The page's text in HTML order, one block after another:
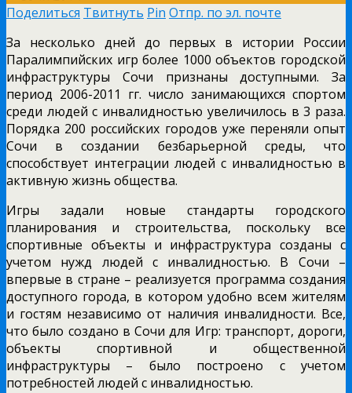
Поделиться Твитнуть Pin Отпр. по эл. почте
За несколько дней до первых в истории России
Паралимпийских игр более 1000 объектов городской
инфраструктуры Сочи признаны доступными. За
период 2006-2011 гг. число занимающихся спортом
среди людей с инвалидностью увеличилось в 3 раза.
Порядка 200 российских городов уже переняли опыт
Сочи в создании безбарьерной среды, что
способствует интеграции людей с инвалидностью в
активную жизнь общества.
Игры задали новые стандарты городского
планирования и строительства, поскольку все
спортивные объекты и инфраструктура созданы с
учетом нужд людей с инвалидностью. В Сочи –
впервые в стране – реализуется программа создания
доступного города, в котором удобно всем жителям
и гостям независимо от наличия инвалидности. Все,
что было создано в Сочи для Игр: транспорт, дороги,
объекты спортивной и общественной
инфраструктуры – было построено с учетом
потребностей людей с инвалидностью.